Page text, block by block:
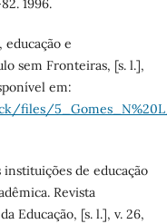
1996.
educação e
sem Fronteiras, [s. l.],
em:
files/
instituições de educação
Revista
Educação, [s. l.], v. 26,